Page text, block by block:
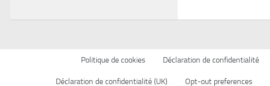
Politique de cookies Déclaration de confidentialité
Déclaration de confidentialité (UK) Opt-out preferences